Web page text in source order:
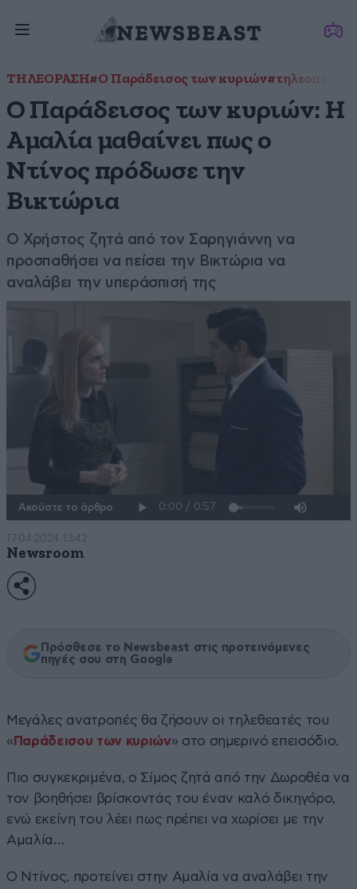
ΤΗΛΕΟΡΑΣΗ#Ο Παράδεισος των κυριών#τηλεοπτική
Ο Παράδεισος των κυριών: Η
Αμαλία μαθαίνει πως ο
Ντίνος πρόδωσε την
Βικτώρια
Ο Χρήστος ζητά από τον Σαρηγιάννη να
προσπαθήσει να πείσει την Βικτώρια να
αναλάβει την υπεράσπισή της
Ακούστε το άρθρο
17·04·2024 13:42
Newsroom
Πρόσθεσε το Newsbeast στις προτεινόμενες
πηγές σου στη Google
Μεγάλες ανατροπές θα ζήσουν οι τηλεθεατές του
« Παράδεισου των κυριών» στο σημερινό επεισόδιο.
Πιο συγκεκριμένα, ο Σίμος ζητά από την Δωροθέα να
τον βοηθήσει βρίσκοντάς του έναν καλό δικηγόρο,
ενώ εκείνη του λέει πως πρέπει να χωρίσει με την
Αμαλία…
Ο Ντίνος, προτείνει στην Αμαλία να αναλάβει την